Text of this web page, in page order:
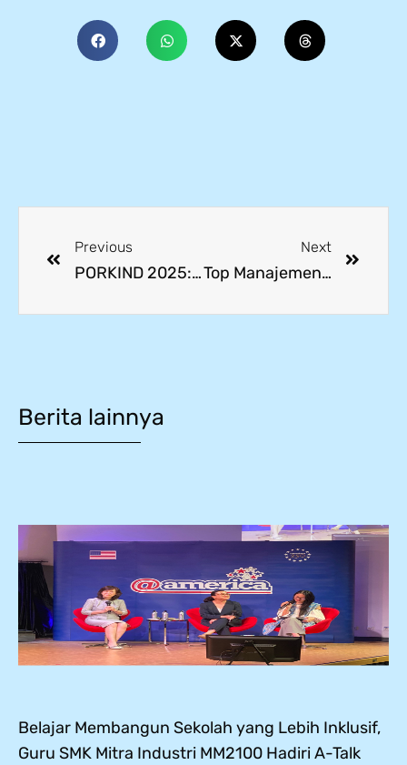
Previous
PORKIND 2025: Siswa Tunjukkan Semangat Sportivitas di Tengah Riuh Kawasan Industri MM2100
Next
Top Manajemen PT Diamond Electric Tiba! Perkuat Sinergi Dunia Industri dan Pendidikan
Berita lainnya
Belajar Membangun Sekolah yang Lebih Inklusif,
Guru SMK Mitra Industri MM2100 Hadiri A-Talk